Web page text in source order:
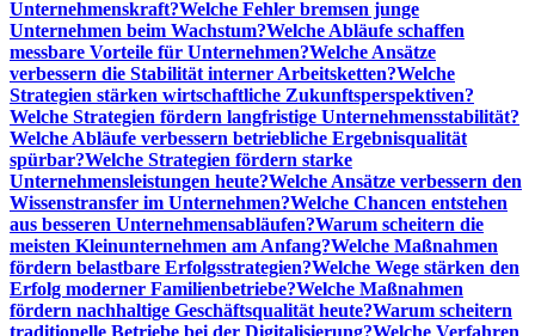
Unternehmenskraft?Welche Fehler bremsen junge
Unternehmen beim Wachstum?Welche Abläufe schaffen
messbare Vorteile für Unternehmen?Welche Ansätze
verbessern die Stabilität interner Arbeitsketten?Welche
Strategien stärken wirtschaftliche Zukunftsperspektiven?
Welche Strategien fördern langfristige Unternehmensstabilität?
Welche Abläufe verbessern betriebliche Ergebnisqualität
spürbar?Welche Strategien fördern starke
Unternehmensleistungen heute?Welche Ansätze verbessern den
Wissenstransfer im Unternehmen?Welche Chancen entstehen
aus besseren Unternehmensabläufen?Warum scheitern die
meisten Kleinunternehmen am Anfang?Welche Maßnahmen
fördern belastbare Erfolgsstrategien?Welche Wege stärken den
Erfolg moderner Familienbetriebe?Welche Maßnahmen
fördern nachhaltige Geschäftsqualität heute?Warum scheitern
traditionelle Betriebe bei der Digitalisierung?Welche Verfahren